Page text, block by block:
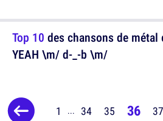
Top 10 des chansons de métal
YEAH \m/ d-_-b \m/
1 ... 34 35 36 37